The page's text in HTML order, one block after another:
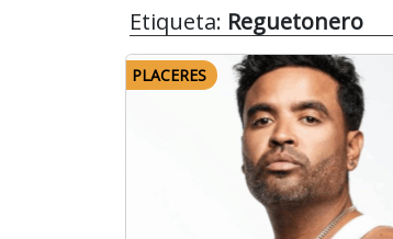
Etiqueta: Reguetonero
PLACERES